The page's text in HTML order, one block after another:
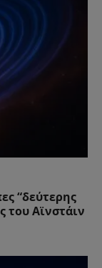
“δεύτερης
του Αϊνστάιν